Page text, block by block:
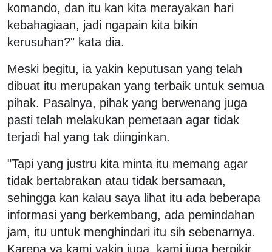
komando, dan itu kan kita merayakan hari
kebahagiaan, jadi ngapain kita bikin
kerusuhan?" kata dia.
Meski begitu, ia yakin keputusan yang telah
dibuat itu merupakan yang terbaik untuk semua
pihak. Pasalnya, pihak yang berwenang juga
pasti telah melakukan pemetaan agar tidak
terjadi hal yang tak diinginkan.
"Tapi yang justru kita minta itu memang agar
tidak bertabrakan atau tidak bersamaan,
sehingga kan kalau saya lihat itu ada beberapa
informasi yang berkembang, ada pemindahan
jam, itu untuk menghindari itu sih sebenarnya.
Karena ya kami yakin juga, kami juga berpikir